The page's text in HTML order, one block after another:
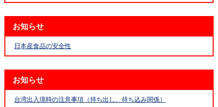
お知らせ
日本産食品の安全性
お知らせ
台湾出入境時の注意事項（持ち出し、持ち込み関係）